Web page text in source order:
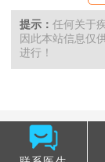
提示： 任何关于
因此本站信息仅
进行！